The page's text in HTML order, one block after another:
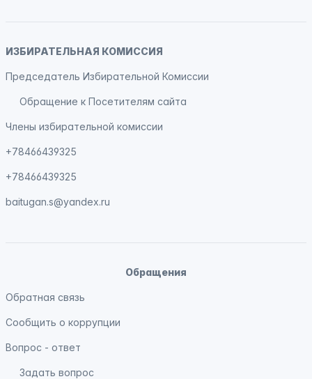
ИЗБИРАТЕЛЬНАЯ КОМИССИЯ
Председатель Избирательной Комиссии
Обращение к Посетителям сайта
Члены избирательной комиссии
+78466439325
+78466439325
baitugan.s@yandex.ru
Обращения
Обратная связь
Сообщить о коррупции
Вопрос - ответ
Задать вопрос